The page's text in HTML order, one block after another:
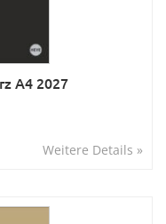
A4 2027
Weitere Details »